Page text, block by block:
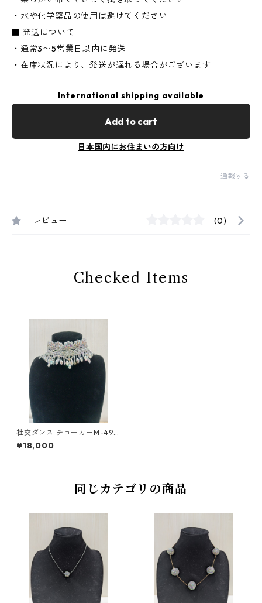
・水や化学薬品の使用は避けてください
■ 発送について
・通常3〜5営業日以内に発送
・在庫状況により、発送が遅れる場合がございます
International shipping available
Add to cart
日本国内にお住まいの方向け
通報する
レビュー (0)
Checked Items
社交ダンス チョーカーM-49
ダンスアクセサリー ベリーダ
ンス ブライダル アクセサリー
¥18,000
同じカテゴリの商品